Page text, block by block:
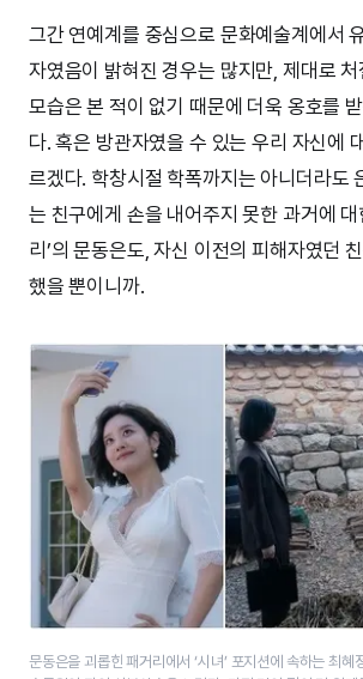
그간 연예계를 중심으로 문화예술계에서
자였음이 밝혀진 경우는 많지만, 제대로
모습은 본 적이 없기 때문에 더욱 옹호를
다. 혹은 방관자였을 수 있는 우리 자신에
르겠다. 학창시절 학폭까지는 아니더라도
는 친구에게 손을 내어주지 못한 과거에 대
리’의 문동은도, 자신 이전의 피해자였던
했을 뿐이니까.
문동은을 괴롭힌 패거리에서 ‘시녀’ 포지션에 속하는 최혜